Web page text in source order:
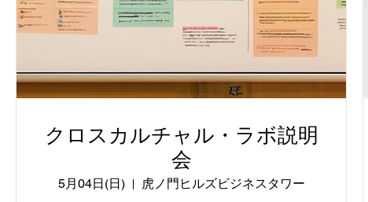
クロスカルチャル・ラボ説明
会
5月04日(日)
虎ノ門ヒルズビジネスタワー